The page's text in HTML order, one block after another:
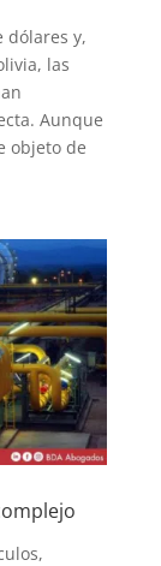
dólares y,
las
Aunque
objeto de
,